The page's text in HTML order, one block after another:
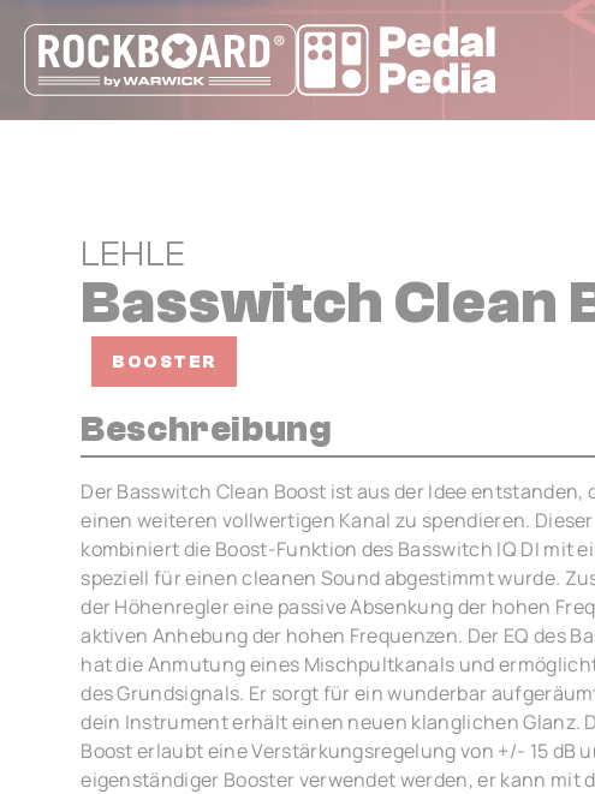
LEHLE
Basswitch Clean
BOOSTER
Beschreibung
Der Basswitch Clean Boost ist aus der Idee entstanden,
einen weiteren vollwertigen Kanal zu spendieren.
kombiniert die Boost-Funktion des Basswitch IQ DI mit
speziell für einen cleanen Sound abgestimmt wurde.
der Höhenregler eine passive Absenkung der hohen
aktiven Anhebung der hohen Frequenzen. Der EQ des
hat die Anmutung eines Mischpultkanals und
des Grundsignals. Er sorgt für ein wunderbar
dein Instrument erhält einen neuen klanglichen Glanz.
Boost erlaubt eine Verstärkungsregelung von +/- 15 dB
eigenständiger Booster verwendet werden, er kann mit